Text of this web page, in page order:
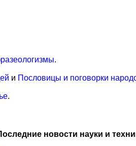
.
и Пословицы и поговорки
.
новости науки и